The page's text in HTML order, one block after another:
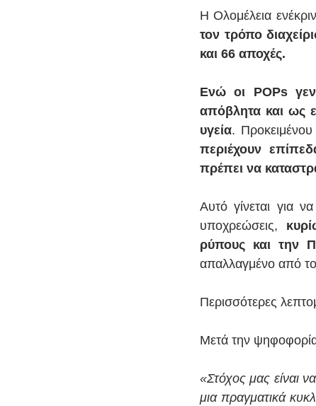
τον τρόπο
και 66 αποχές.
Ενώ οι POPs
απόβλητα και ως
υγεία.
περιέχουν
πρέπει να
Αυτό γίνεται για
υποχρεώσεις,
ρύπους και την
απαλλαγμένο από
Περισσότερες
Μετά την
«Στόχος μας είναι
μια πραγματικά